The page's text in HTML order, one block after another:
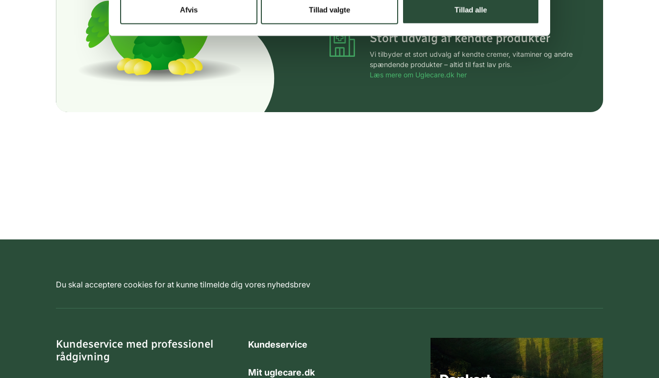
Afvis Tillad valgte Tillad alle
*Gælder ikke ernæringsprodukter.
Stort udvalg af kendte produkter
Vi tilbyder et stort udvalg af kendte cremer, vitaminer og andre
spændende produkter – altid til fast lav pris.
Læs mere om Uglecare.dk her
Du skal acceptere cookies for at kunne tilmelde dig vores nyhedsbrev
Kundeservice med professionel
rådgivning
Kundeservice
Mit uglecare.dk